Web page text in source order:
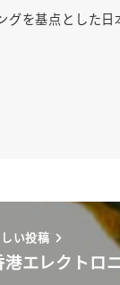
を基点とした
い投稿
港エレクトロ